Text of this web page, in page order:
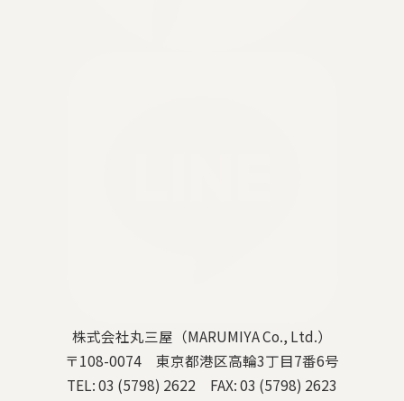
株式会社丸三屋（MARUMIYA Co., Ltd.）
〒108-0074 東京都港区高輪3丁目7番6号
TEL: 03 (5798) 2622 FAX: 03 (5798) 2623